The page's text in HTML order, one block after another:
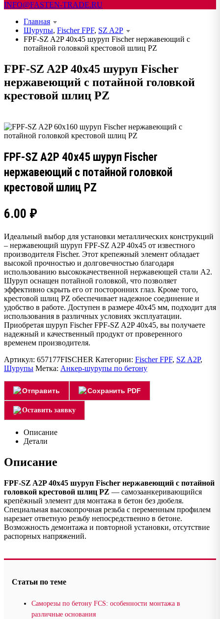
INFO@FASTEN-TRADE.RU
Главная
Шурупы, Fischer FPF, SZ A2P
FPF-SZ A2P 40х45 шуруп Fischer нержавеющий с
потайной головкой крестовой шлиц PZ
FPF-SZ A2P 40х45 шуруп Fischer
нержавеющий с потайной головкой
крестовой шлиц PZ
FPF-SZ A2P 40х45 шуруп Fischer
нержавеющий с потайной головкой
крестовой шлиц PZ
6.00 ₽
Идеальный выбор для установки металлических конструкций
– нержавеющий шуруп FPF-SZ A2P 40х45 от известного
производителя Fischer. Этот крепежный элемент обладает
высокой прочностью и долговечностью благодаря
использованию высококачественной нержавеющей стали A2.
Шуруп оснащен потайной головкой, что позволяет
эффективно скрыть его от посторонних глаз. Кроме того,
крестовой шлиц PZ обеспечивает надежное соединение и
удобство в работе. Доступен в размере 40х45 мм, подходит для
использования в различных условиях эксплуатации.
Приобретая шуруп Fischer FPF-SZ A2P 40х45, вы получаете
надежный и качественный продукт от проверенного
временем производителя.
Артикул: 657177FISCHER Категории: Fischer FPF, SZ A2P,
Шурупы Метка: Анкер-шурупы по бетону
Отправить Сохранить PDF
Оставить заявку
Описание
Детали
Описание
FPF-SZ A2P 40х45 шуруп Fischer нержавеющий с потайной
головкой крестовой шлиц PZ — самозаанкеривающийся
крепёжный элемент для монтажа в бетон без дюбеля.
Специальная высокопрочная резьба с переменным профилем
нарезает ответную резьбу непосредственно в бетоне.
Возможность демонтажа и повторной установки, отсутствие
распорных напряжений.
Статьи по теме
Саморезы по бетону FCS: особенности монтажа в
различные основания